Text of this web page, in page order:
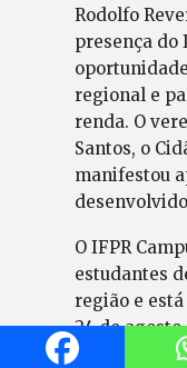
Rodolfo
presença do
regional e
renda. O
Santos, o
manifestou
O IFPR
estudantes
região e
24 de
integrados